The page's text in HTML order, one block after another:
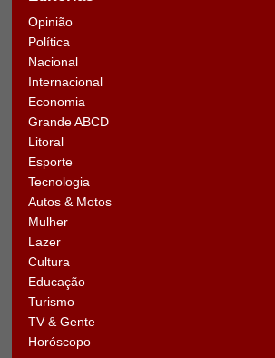
Opinião
Política
Nacional
Internacional
Economia
Grande ABCD
Litoral
Esporte
Tecnologia
Autos & Motos
Mulher
Lazer
Cultura
Educação
Turismo
TV & Gente
Horóscopo